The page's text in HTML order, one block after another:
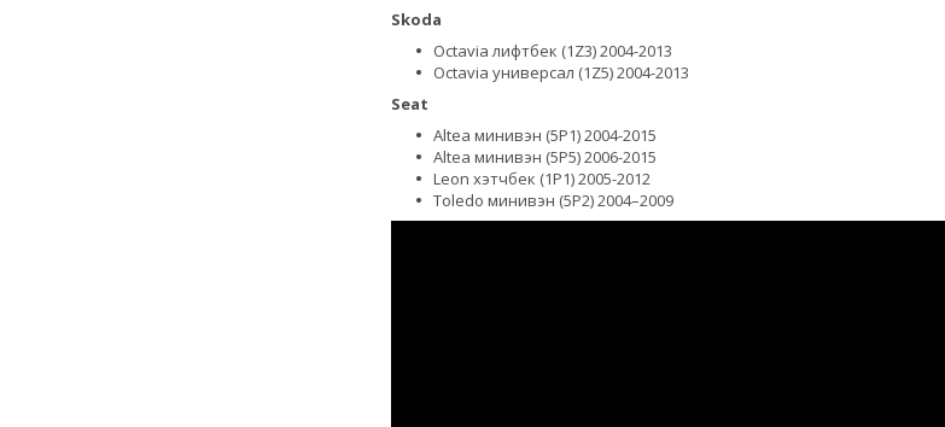
Skoda
Octavia лифтбек (1Z3) 2004-2013
Octavia универсал (1Z5) 2004-2013
Seat
Altea минивэн (5P1) 2004-2015
Altea минивэн (5P5) 2006-2015
Leon хэтчбек (1P1) 2005-2012
Toledo минивэн (5P2) 2004–2009